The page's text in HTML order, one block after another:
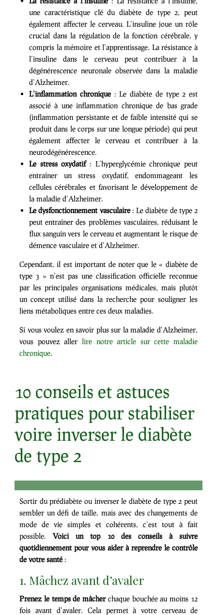
une caractéristique clé du diabète de type 2, peut
également affecter le cerveau. L’insuline joue un rôle
crucial dans la régulation de la fonction cérébrale, y
compris la mémoire et l’apprentissage. La résistance à
l’insuline dans le cerveau peut contribuer à la
dégénérescence neuronale observée dans la maladie
d’Alzheimer.
L’inflammation chronique: Le diabète de type 2 est
associé à une inflammation chronique de bas grade
(inflammation persistante et de faible intensité qui se
produit dans le corps sur une longue période) qui peut
également affecter le cerveau et contribuer à la
neurodégénérescence.
Le stress oxydatif: L’hyperglycémie chronique peut
entraîner un stress oxydatif, endommageant les
cellules cérébrales et favorisant le développement de
la maladie d’Alzheimer.
Le dysfonctionnement vasculaire: Le diabète de type 2
peut entraîner des problèmes vasculaires, réduisant le
flux sanguin vers le cerveau et augmentant le risque de
démence vasculaire et d’Alzheimer.
Cependant, il est important de noter que le « diabète de
type 3 » n’est pas une classification officielle reconnue
par les principales organisations médicales, mais plutôt
un concept utilisé dans la recherche pour souligner les
liens métaboliques entre ces deux maladies.
Si vous voulez en savoir plus sur la maladie d’Alzheimer,
vous pouvez aller lire notre article sur cette maladie
chronique.
10 conseils et astuces
pratiques pour stabiliser
voire inverser le diabète
de type 2
Sortir du prédiabète ou inverser le diabète de type 2 peut
sembler un défi de taille, mais avec des changements de
mode de vie simples et cohérents, c’est tout à fait
possible.Voici un top 10 des conseils à suivre
quotidiennement pour vous aider à reprendre le contrôle
de votre santé:
1. Mâchez avant d’avaler
Prenez le temps de mâcherchaque bouchée au moins 12
fois avant d’avaler. Cela permet à votre cerveau de